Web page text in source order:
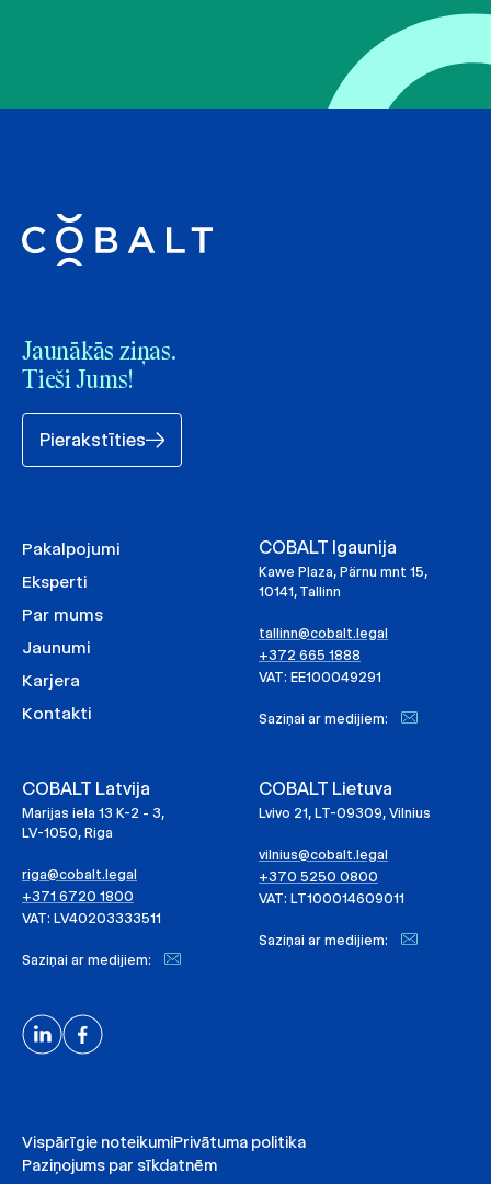
Jaunākās ziņas.
Tieši Jums!
Pierakstīties
Pakalpojumi
Eksperti
Par mums
Jaunumi
Karjera
Kontakti
COBALT Igaunija
Kawe Plaza, Pärnu mnt 15,
10141, Tallinn
tallinn@cobalt.legal
+372 665 1888
VAT: EE100049291
Saziņai ar medijiem:
COBALT Latvija
Marijas iela 13 K-2 - 3,
LV-1050, Riga
riga@cobalt.legal
+371 6720 1800
VAT: LV40203333511
Saziņai ar medijiem:
COBALT Lietuva
Lvivo 21, LT-09309, Vilnius
vilnius@cobalt.legal
+370 5250 0800
VAT: LT100014609011
Saziņai ar medijiem:
Vispārīgie noteikumiPrivātuma politika
Paziņojums par sīkdatnēm